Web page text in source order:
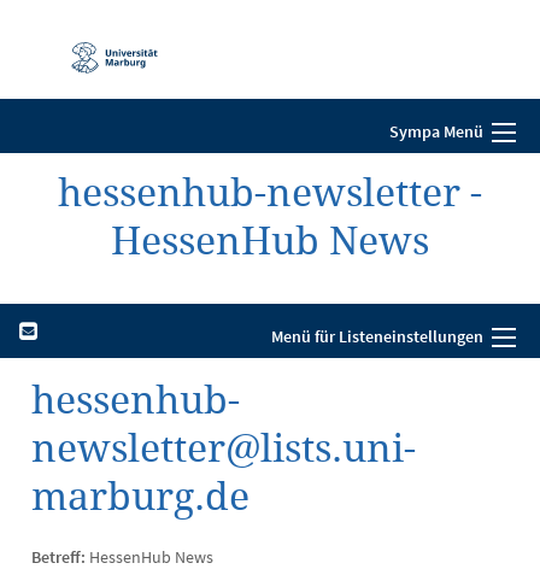
Navigation
Sympa Menü
hessenhub-newsletter -
HessenHub News
Menü für Listeneinstellungen
hessenhub-
newsletter@lists.uni-
marburg.de
Betreff: HessenHub News